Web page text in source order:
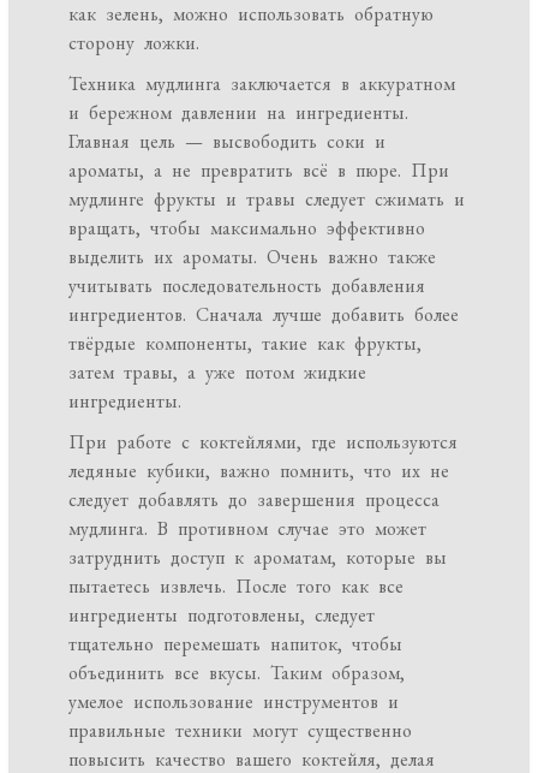
как зелень, можно использовать обратную
сторону ложки.
Техника мудлинга заключается в аккуратном
и бережном давлении на ингредиенты.
Главная цель — высвободить соки и
ароматы, а не превратить всё в пюре. При
мудлинге фрукты и травы следует сжимать и
вращать, чтобы максимально эффективно
выделить их ароматы. Очень важно также
учитывать последовательность добавления
ингредиентов. Сначала лучше добавить более
твёрдые компоненты, такие как фрукты,
затем травы, а уже потом жидкие
ингредиенты.
При работе с коктейлями, где используются
ледяные кубики, важно помнить, что их не
следует добавлять до завершения процесса
мудлинга. В противном случае это может
затруднить доступ к ароматам, которые вы
пытаетесь извлечь. После того как все
ингредиенты подготовлены, следует
тщательно перемешать напиток, чтобы
объединить все вкусы. Таким образом,
умелое использование инструментов и
правильные техники могут существенно
повысить качество вашего коктейля, делая